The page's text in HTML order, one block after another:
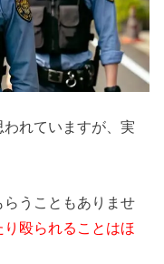
われていますが、実
うこともありませ
殴られることはほ